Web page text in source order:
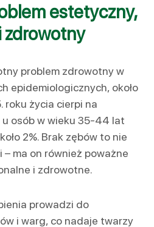
estetyczny,
zdrowotny
problem zdrowotny w
epidemiologicznych, około
roku życia cierpi na
u osób w wieku 35-44 lat
2%. Brak zębów to nie
ma on również poważne
i zdrowotne.
prowadzi do
i warg, co nadaje twarzy